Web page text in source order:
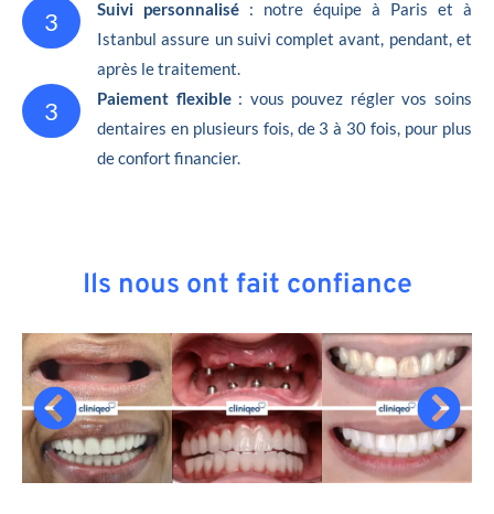
3 Suivi personnalisé : notre équipe à Paris et à
Istanbul assure un suivi complet avant, pendant, et
après le traitement.
3 Paiement flexible: vous pouvez régler vos soins
dentaires en plusieurs fois, de 3 à 30 fois, pour plus
de confort financier.
Ils nous ont fait confiance